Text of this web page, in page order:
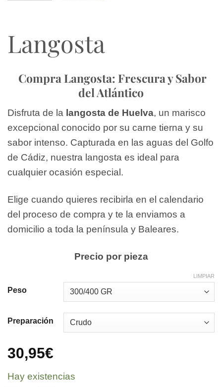
Langosta
Compra Langosta: Frescura y Sabor
del Atlántico
Disfruta de la langosta de Huelva, un marisco
excepcional conocido por su carne tierna y su
sabor intenso. Capturada en las aguas del Golfo
de Cádiz, nuestra langosta es ideal para
cualquier ocasión especial.
Elige cuando quieres recibirla en el calendario
del proceso de compra y te la enviamos a
domicilio a toda la península y Baleares.
Precio por pieza
Peso
Preparación
LIMPIAR
30,95€
Hay existencias